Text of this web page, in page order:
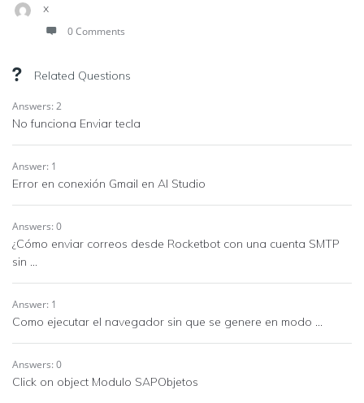
x
0 Comments
Related Questions
Answers: 2
No funciona Enviar tecla
Answer: 1
Error en conexión Gmail en AI Studio
Answers: 0
¿Cómo enviar correos desde Rocketbot con una cuenta SMTP
sin ...
Answer: 1
Como ejecutar el navegador sin que se genere en modo ...
Answers: 0
Click on object Modulo SAPObjetos